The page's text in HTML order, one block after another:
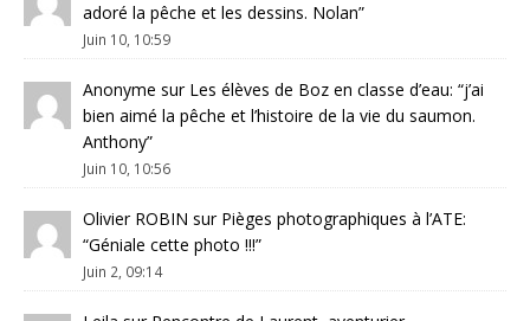
adoré la pêche et les dessins. Nolan”
Juin 10, 10:59
Anonyme sur Les élèves de Boz en classe d’eau: “j’ai
bien aimé la pêche et l’histoire de la vie du saumon.
Anthony”
Juin 10, 10:56
Olivier ROBIN sur Pièges photographiques à l’ATE:
“Géniale cette photo !!!”
Juin 2, 09:14